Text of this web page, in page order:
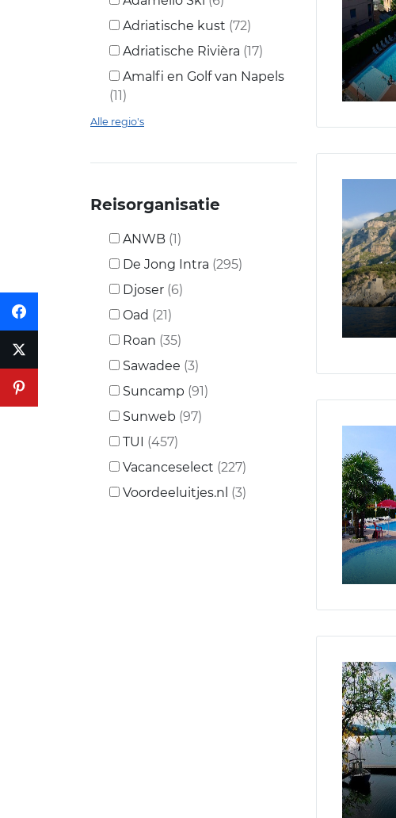
Adriatische kust (72)
Adriatische Rivièra (17)
Amalfi en Golf van Napels
(11)
Alle regio's
Reisorganisatie
ANWB (1)
De Jong Intra (295)
Djoser (6)
Oad (21)
Roan (35)
Sawadee (3)
Suncamp (91)
Sunweb (97)
TUI (457)
Vacanceselect (227)
Voordeeluitjes.nl (3)